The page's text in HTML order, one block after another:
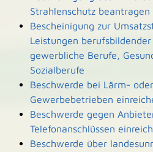
Strahlenschutz beantragen
Bescheinigung zur
Leistungen
gewerbliche Berufe,
Sozialberufe
Beschwerde bei Lärm-
Gewerbebetrieben
Beschwerde gegen
Telefonanschlüssen
Beschwerde über